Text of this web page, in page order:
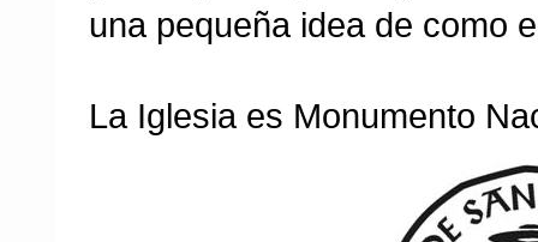
una pequeña idea de como
La Iglesia es Monumento